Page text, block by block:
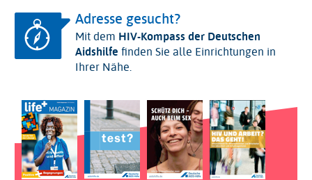
Adresse gesucht?
Mit dem HIV-Kompass der Deutschen
Aidshilfe finden Sie alle Einrichtungen in
Ihrer Nähe.